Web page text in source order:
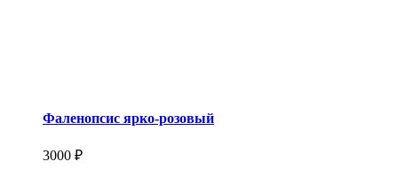
Фаленопсис ярко-розовый
3000 ₽